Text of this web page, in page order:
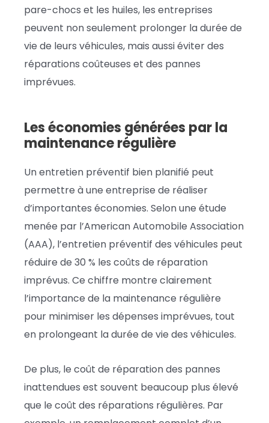
pare-chocs et les huiles, les entreprises
peuvent non seulement prolonger la durée de
vie de leurs véhicules, mais aussi éviter des
réparations coûteuses et des pannes
imprévues.
Les économies générées par la
maintenance régulière
Un entretien préventif bien planifié peut
permettre à une entreprise de réaliser
d’importantes économies. Selon une étude
menée par l’American Automobile Association
(AAA), l’entretien préventif des véhicules peut
réduire de 30 % les coûts de réparation
imprévus. Ce chiffre montre clairement
l’importance de la maintenance régulière
pour minimiser les dépenses imprévues, tout
en prolongeant la durée de vie des véhicules.
De plus, le coût de réparation des pannes
inattendues est souvent beaucoup plus élevé
que le coût des réparations régulières. Par